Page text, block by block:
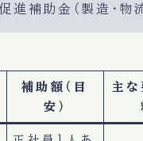
補助金（製造・物流
補助額（目
安）
主な